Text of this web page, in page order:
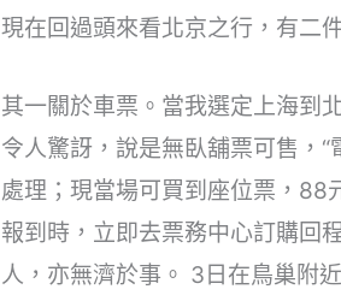
現在回過頭來看北京之行，有二
其一關於車票。當我選定上海到
令人驚訝，說是無臥舖票可售，
處理；現當場可買到座位票，88
報到時，立即去票務中心訂購回
人，亦無濟於事。 3日在鳥巢附